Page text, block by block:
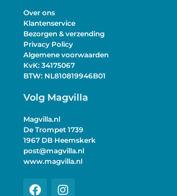
Over ons
Klantenservice
Bezorgen & verzending
Privacy Policy
Algemene voorwaarden
KvK: 34175067
BTW: NL810819946B01
Volg Magvilla
Magvilla.nl
De Trompet 1739
1967 DB Heemskerk
post@magvilla.nl
www.magvilla.nl